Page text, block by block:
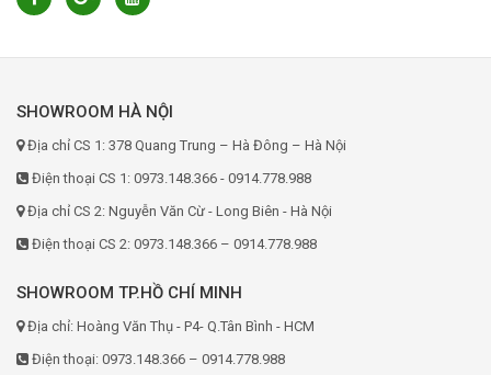
SHOWROOM HÀ NỘI
Địa chỉ CS 1: 378 Quang Trung – Hà Đông – Hà Nội
Điện thoại CS 1: 0973.148.366 - 0914.778.988
Địa chỉ CS 2: Nguyễn Văn Cừ - Long Biên - Hà Nội
Điện thoại CS 2: 0973.148.366 – 0914.778.988
SHOWROOM TP.HỒ CHÍ MINH
Địa chỉ: Hoàng Văn Thụ - P4- Q.Tân Bình - HCM
Điện thoại: 0973.148.366 – 0914.778.988